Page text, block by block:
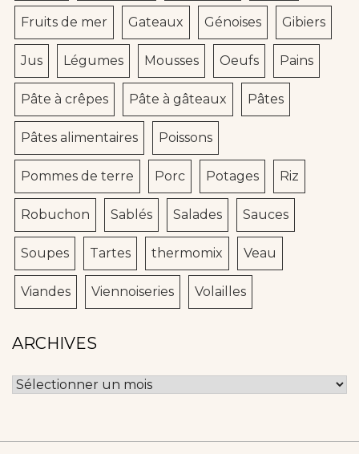
Fruits de mer Gateaux Génoises Gibiers
Jus Légumes Mousses Oeufs Pains
Pâte à crêpes Pâte à gâteaux Pâtes
Pâtes alimentaires Poissons
Pommes de terre Porc Potages Riz
Robuchon Sablés Salades Sauces
Soupes Tartes thermomix Veau
Viandes Viennoiseries Volailles
ARCHIVES
Archives